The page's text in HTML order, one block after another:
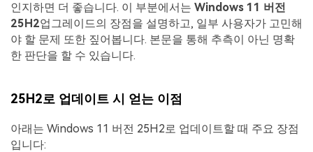
인지하면 더 좋습니다. 이 부분에서는 Windows 11 버전
25H2업그레이드의 장점을 설명하고, 일부 사용자가 고민해
야 할 문제 또한 짚어봅니다. 본문을 통해 추측이 아닌 명확
한 판단을 할 수 있습니다.
25H2로 업데이트 시 얻는 이점
아래는 Windows 11 버전 25H2로 업데이트할 때 주요 장점
입니다: